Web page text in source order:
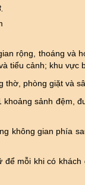
rộng, thoáng và
tiểu cảnh; khu vực
thờ, phòng giặt và
sảnh đệm,
không gian phía
mỗi khi có